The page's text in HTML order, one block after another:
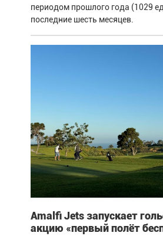
периодом прошлого года (1029
последние шесть месяцев.
Amalfi Jets запускает
акцию «первый полёт